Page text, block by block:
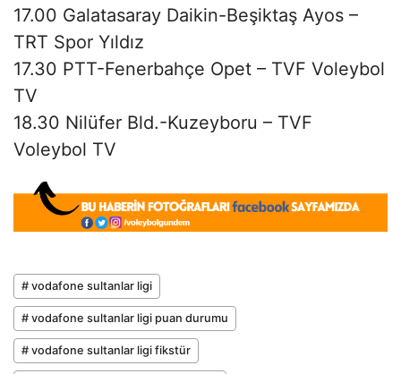
17.00 Galatasaray Daikin-Beşiktaş Ayos –
TRT Spor Yıldız
17.30 PTT-Fenerbahçe Opet – TVF Voleybol
TV
18.30 Nilüfer Bld.-Kuzeyboru – TVF
Voleybol TV
# vodafone sultanlar ligi
# vodafone sultanlar ligi puan durumu
# vodafone sultanlar ligi fikstür